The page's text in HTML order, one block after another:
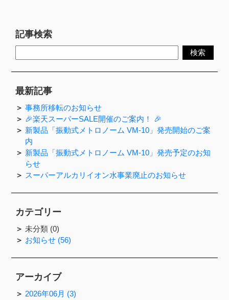
記事検索
最新記事
事務所移転のお知らせ
🎉楽天スーパーSALE開催のご案内！ 🎉
新製品「振動式メトロノーム VM-10」発売開始のご案
内
新製品「振動式メトロノーム VM-10」発売予定のお知
らせ
スーパーアルカリイオン水事業廃止のお知らせ
カテゴリー
未分類 (0)
お知らせ (56)
アーカイブ
2026年06月 (3)